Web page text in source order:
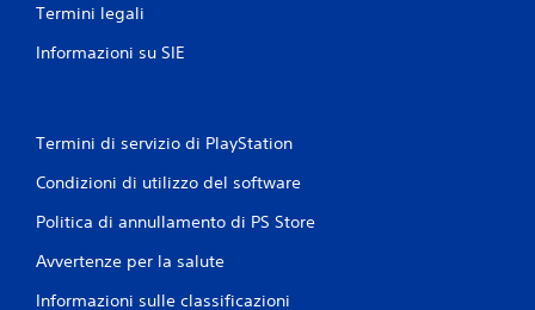
Termini legali
Informazioni su SIE
Termini di servizio di PlayStation
Condizioni di utilizzo del software
Politica di annullamento di PS Store
Avvertenze per la salute
Informazioni sulle classificazioni